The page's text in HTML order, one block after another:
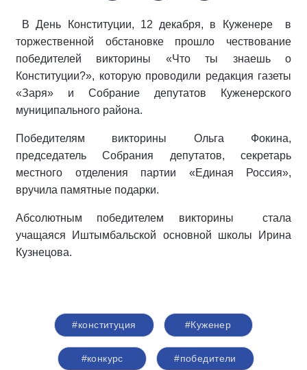
В День Конституции, 12 декабря, в Куженере в
торжественной обстановке прошло чествование
победителей викторины «Что ты знаешь о
Конституции?», которую проводили редакция газеты
«Заря» и Собрание депутатов Куженерского
муниципального района.
Победителям викторины Ольга Фокина,
председатель Собрания депутатов, секретарь
местного отделения партии «Единая Россия»,
вручила памятные подарки.
Абсолютным победителем викторины стала
учащаяся Иштымбальской основной школы Ирина
Кузнецова.
#конституция #Куженер
#конкурс #победители